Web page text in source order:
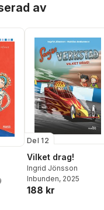
av
antal röster:
Del 12
Vilket drag!
Ingrid Jönsson
Inbunden, 2025
188 kr